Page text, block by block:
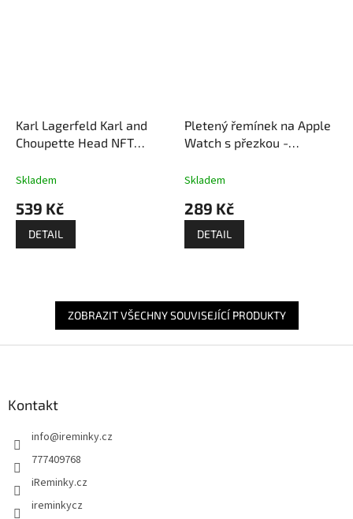
Karl Lagerfeld Karl and
Choupette Head NFT
- Černý
Skladem
539 Kč
DETAIL
Pletený řemínek na Apple
Watch s přezkou -
Skladem
289 Kč
DETAIL
ZOBRAZIT VŠECHNY SOUVISEJÍCÍ PRODUKTY
Kontakt
info@ireminky.cz
777409768
iReminky.cz
ireminkycz